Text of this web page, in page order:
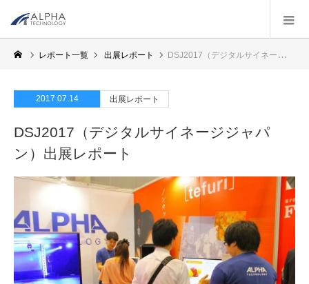
レポート一覧 出展レポート DSJ2017（デジタルサイネージジャパン）出展レポート
2017.07.14 出展レポート
DSJ2017（デジタルサイネージジャパ
ン）出展レポート